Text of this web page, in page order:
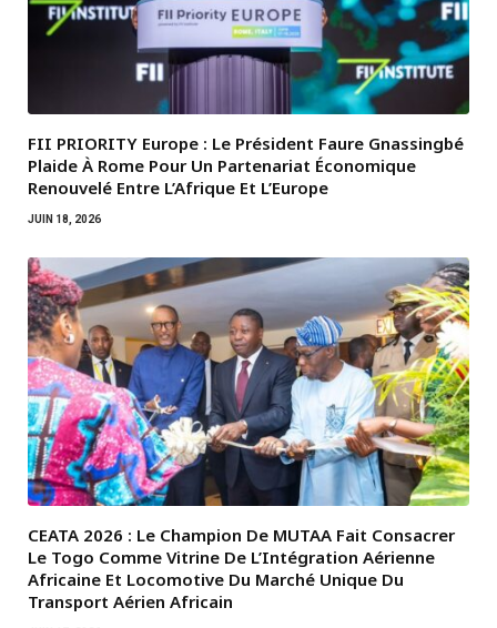
FII PRIORITY Europe : Le Président Faure Gnassingbé
Plaide À Rome Pour Un Partenariat Économique
Renouvelé Entre L’Afrique Et L’Europe
JUIN 18, 2026
CEATA 2026 : Le Champion De MUTAA Fait Consacrer
Le Togo Comme Vitrine De L’Intégration Aérienne
Africaine Et Locomotive Du Marché Unique Du
Transport Aérien Africain